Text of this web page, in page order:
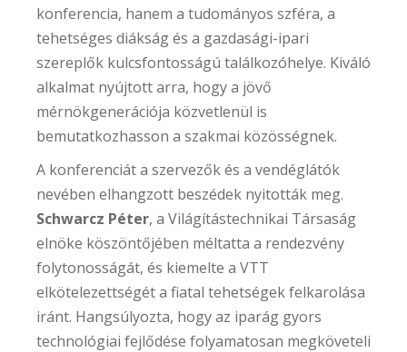
konferencia, hanem a tudományos szféra, a
tehetséges diákság és a gazdasági-ipari
szereplők kulcsfontosságú találkozóhelye. Kiváló
alkalmat nyújtott arra, hogy a jövő
mérnökgenerációja közvetlenül is
bemutatkozhasson a szakmai közösségnek.
A konferenciát a szervezők és a vendéglátók
nevében elhangzott beszédek nyitották meg.
Schwarcz Péter, a Világítástechnikai Társaság
elnöke köszöntőjében méltatta a rendezvény
folytonosságát, és kiemelte a VTT
elkötelezettségét a fiatal tehetségek felkarolása
iránt. Hangsúlyozta, hogy az iparág gyors
technológiai fejlődése folyamatosan megköveteli